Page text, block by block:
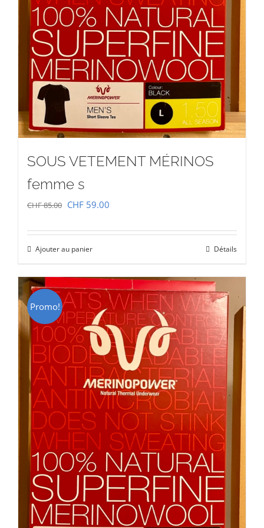
SOUS VETEMENT MÉRINOS
femme s
CHF85.00 Le
initial
était :
CHF 85.00.
CHF 59.00
actuel
CHF 59.00.
Ajouter au panier Détails
Promo!